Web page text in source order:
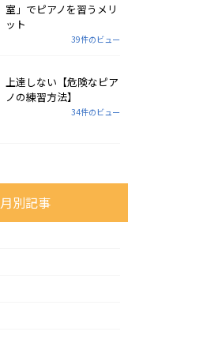
室」でピアノを習うメリ
ット
39件のビュー
上達しない【危険なピア
ノの練習方法】
34件のビュー
月別記事